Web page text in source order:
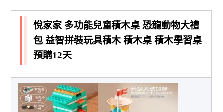
悅家家 多功能兒童積木桌 恐龍動物大禮
包 益智拼裝玩具積木 積木桌 積木學習桌
預購12天